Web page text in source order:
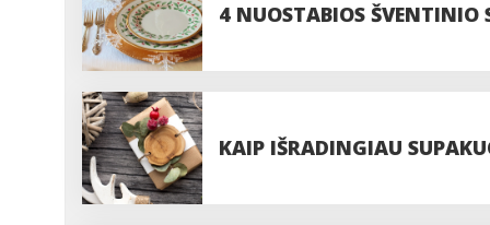
4 NUOSTABIOS ŠVENTINIO
KAIP IŠRADINGIAU